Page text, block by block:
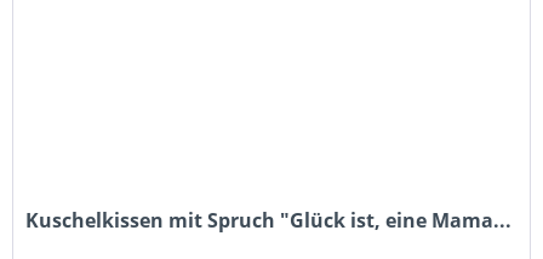
Kuschelkissen mit Spruch "Glück ist, eine Mama...